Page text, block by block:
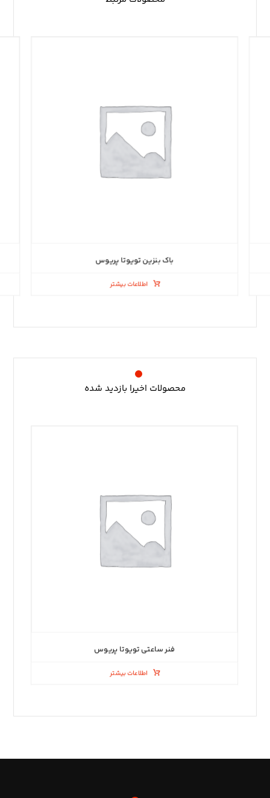
باک بنزین تویوتا پریوس
اطلاعات بیشتر
محصولات اخیرا بازدید شده
فنر ساعتی تویوتا پریوس
اطلاعات بیشتر